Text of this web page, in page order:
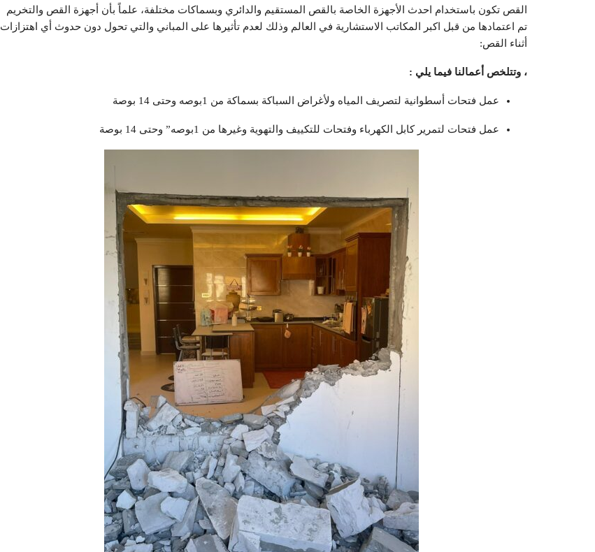
القص تكون باستخدام احدث الأجهزة الخاصة بالقص المستقيم والدائري وبسماكات مختلفة، علماً بأن أجهزة القص والتخريم
تم اعتمادها من قبل اكبر المكاتب الاستشارية في العالم وذلك لعدم تأثيرها على المباني والتي تحول دون حدوث أي اهتزازات
أثناء القص:
، وتتلخص أعمالنا فيما يلي :
عمل فتحات أسطوانية لتصريف المياه ولأغراض السباكة بسماكة من 1بوصه وحتى 14 بوصة
عمل فتحات لتمرير كابل الكهرباء وفتحات للتكييف والتهوية وغيرها من 1بوصه” وحتى 14 بوصة